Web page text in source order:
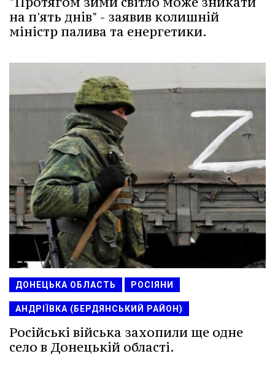
на п'ять днів" - заявив колишній
міністр палива та енергетики.
ДОНЕЦЬКА ОБЛАСТЬ РОСІЯНИ
АНДРІЇВКА (БЕРДЯНСЬКИЙ РАЙОН)
Російські війська захопили ще одне
село в Донецькій області.